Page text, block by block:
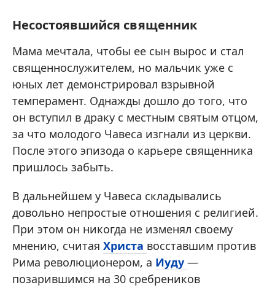
Несостоявшийся священник
Мама мечтала, чтобы ее сын вырос и стал
священнослужителем, но мальчик уже с
юных лет демонстрировал взрывной
темперамент. Однажды дошло до того, что
он вступил в драку с местным святым отцом,
за что молодого Чавеса изгнали из церкви.
После этого эпизода о карьере священника
пришлось забыть.
В дальнейшем у Чавеса складывались
довольно непростые отношения с религией.
При этом он никогда не изменял своему
мнению, считая Христа восставшим против
Рима революционером, а Иуду —
позарившимся на 30 сребреников